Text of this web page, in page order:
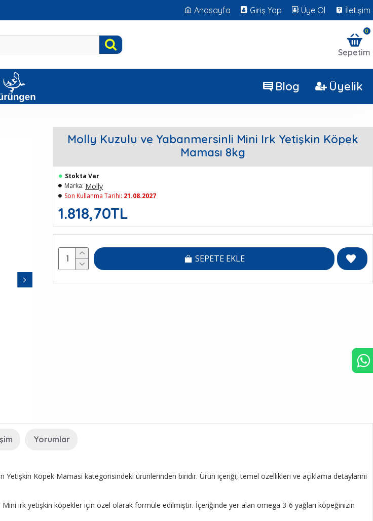
Anasayfa Giriş Yap Üye Ol İletişim
Sepetim
0
Blog Üyelik
Molly Kuzulu ve Yabanmersinli Mini Irk Yetişkin Köpek
Maması 8kg
1.818,70TL
Stokta Var
Marka: Molly
Son Kullanma Tarihi: 21.08.2027
SEPETE EKLE
Yorumlar
Yetişkin Köpek Maması kategorisindeki ürünlerinden biridir. Ürün içeriği, temel özellikleri ve açıklama detaylarını
ırk yetişkin köpekler için özel olarak formüle edilmiştir. İçeriğinde yer alan omega 3-6 yağları köpeğinizin